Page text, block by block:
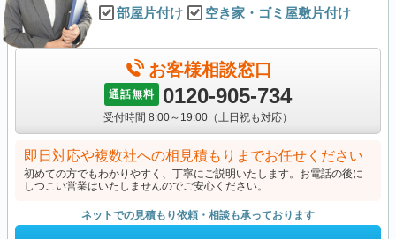
部屋片付け
空き家・ゴミ屋敷片付け
お客様相談窓口
通話無料 0120-905-734
受付時間 8:00～19:00（土日祝も対応）
即日対応や複数社への相見積もりまでお任せください
初めての方でもわかりやすく、丁寧にご説明いたします。お電話の後に
しつこい営業はいたしませんのでご安心ください。
ネットでの見積もり依頼・相談も承っております